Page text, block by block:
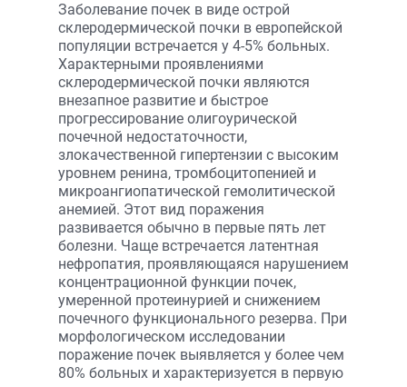
Заболевание почек в виде острой
склеродермической почки в европейской
популяции встречается у 4-5% больных.
Характерными проявлениями
склеродермической почки являются
внезапное развитие и быстрое
прогрессирование олигоурической
почечной недостаточности,
злокачественной гипертензии с высоким
уровнем ренина, тромбоцитопенией и
микроангиопатической гемолитической
анемией. Этот вид поражения
развивается обычно в первые пять лет
болезни. Чаще встречается латентная
нефропатия, проявляющаяся нарушением
концентрационной функции почек,
умеренной протеинурией и снижением
почечного функционального резерва. При
морфологическом исследовании
поражение почек выявляется у более чем
80% больных и характеризуется в первую